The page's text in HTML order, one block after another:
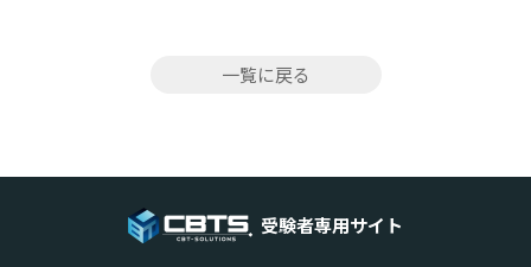
一覧に戻る
受験者専用サイト